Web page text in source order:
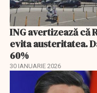
ING avertizează că
evita austeritatea.
60%
30 IANUARIE 2026